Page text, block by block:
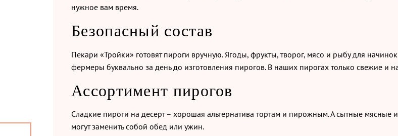
Каталог Доставка и оплата Новости О компании Отзывы
нужное вам время.
Безопасный состав
Пекари «Тройки» готовят пироги вручную. Ягоды, фрукты, творог, мясо и рыбу для
фермеры буквально за день до изготовления пирогов. В наших пирогах только свежие и
Ассортимент пирогов
Сладкие пироги на десерт – хорошая альтернатива тортам и пирожным. А сытные мясные
могут заменить собой обед или ужин.